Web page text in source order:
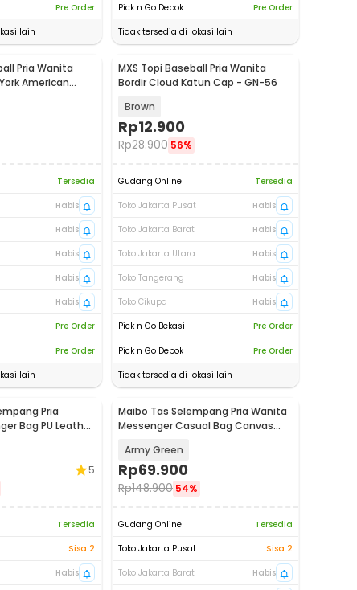
Pre Order
lain
Pick n Go Depok
Pre Order
Tidak tersedia di lokasi lain
Pria Wanita
American
Tersedia
Habis
Habis
Habis
Habis
Habis
Pre Order
Pre Order
lain
MXS Topi Baseball Pria Wanita
Bordir Cloud Katun Cap - GN-56
Brown
Rp12.900
Rp28.900 56%
Gudang Online
Tersedia
Toko Jakarta Pusat
Habis
Toko Jakarta Barat
Habis
Toko Jakarta Utara
Habis
Toko Tangerang
Habis
Toko Cikupa
Habis
Pick n Go Bekasi
Pre Order
Pick n Go Depok
Pre Order
Tidak tersedia di lokasi lain
Pria
Bag PU Leather
5
Tersedia
Sisa 2
Habis
Maibo Tas Selempang Pria Wanita
Messenger Casual Bag Canvas
Army Green
Rp69.900
Rp148.900 54%
Gudang Online
Tersedia
Toko Jakarta Pusat
Sisa 2
Toko Jakarta Barat
Habis